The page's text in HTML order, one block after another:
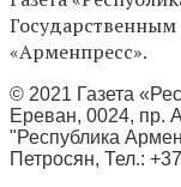
«Арменпресс».
© 2021 Газета
Ереван, 0024, пр.
"Республика
Петросян, Тел.: